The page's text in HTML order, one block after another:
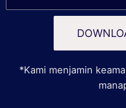
*Kami menjamin